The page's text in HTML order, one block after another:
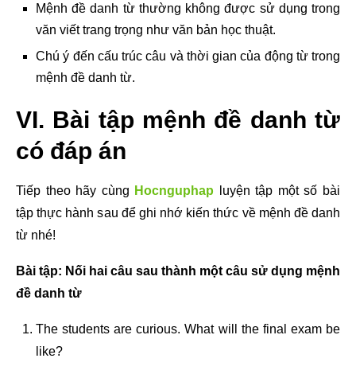
Mệnh đề danh từ thường không được sử dụng trong
văn viết trang trọng như văn bản học thuật.
Chú ý đến cấu trúc câu và thời gian của động từ trong
mệnh đề danh từ.
VI. Bài tập mệnh đề danh từ
có đáp án
Tiếp theo hãy cùng Hocnguphap luyện tập một số bài
tập thực hành sau để ghi nhớ kiến thức về mệnh đề danh
từ nhé!
Bài tập: Nối hai câu sau thành một câu sử dụng mệnh
đề danh từ
The students are curious. What will the final exam be
like?